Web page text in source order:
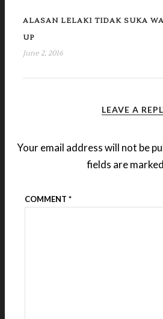
ALASAN LELAKI TIDAK SUKA
UP
June 2, 2016
LEAVE A
Your email address will not be
fields are marked
COMMENT *